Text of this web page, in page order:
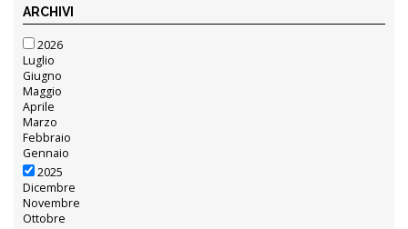
AlbinoLeffe, i formatori del vivaio e le loro dichiarazioni
Zingonia: ecco i quadri tecnici del settore giovanile agonistico
Lutto nel mondo del calcio dilettanti: si è spento Antonio Pavan
UFFICIALE – Berbenno ripescato in Prima categoria
Con l’Arezzo domenica come col Mantova: in sede e a porte chiuse
UFFICIALE – Lorenzo Poli è un nuovo centrocampista del Villa Valle
Tornano i primi anni ’90 nelle maglie da trasferta: vi piacciono?
Atalanta, col Mantova di Modesto non basta Samardzic: 1-1
Primo contratto pro per il baby esordiente Simonelli: “Gioia e gratitudine per
l’AlbinoLeffe”
Per l’AlbinoLeffe è sempre Primavera (1): “Pronti alla nuova avventura coi nostri valori”